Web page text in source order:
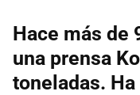
Hace más de
una prensa
toneladas.